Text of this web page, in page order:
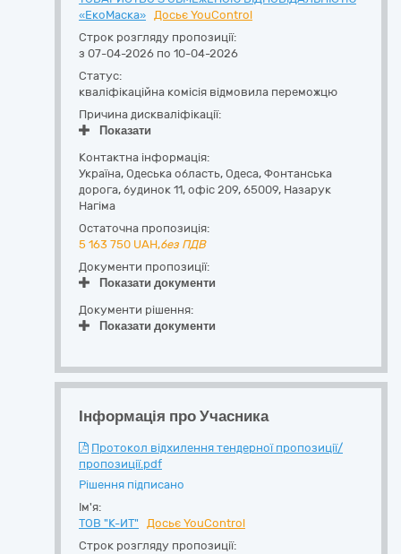
«ЕкоМаска» Досьє YouControl
Строк розгляду пропозиції:
з 07-04-2026 по 10-04-2026
Статус:
кваліфікаційна комісія відмовила переможцю
Причина дискваліфікації:
Показати
Контактна інформація:
Україна, Одеська область, Одеса, Фонтанська
дорога, будинок 11, офіс 209, 65009, Назарук
Нагіма
Остаточна пропозиція:
5 163 750 UAH,без ПДВ
Документи пропозиції:
Показати документи
Документи рішення:
Показати документи
Інформація про Учасника
Протокол відхилення тендерної пропозиції/
пропозиції.pdf
Рішення підписано
Ім'я:
ТОВ "К-ИТ"
Досьє YouControl
Строк розгляду пропозиції: